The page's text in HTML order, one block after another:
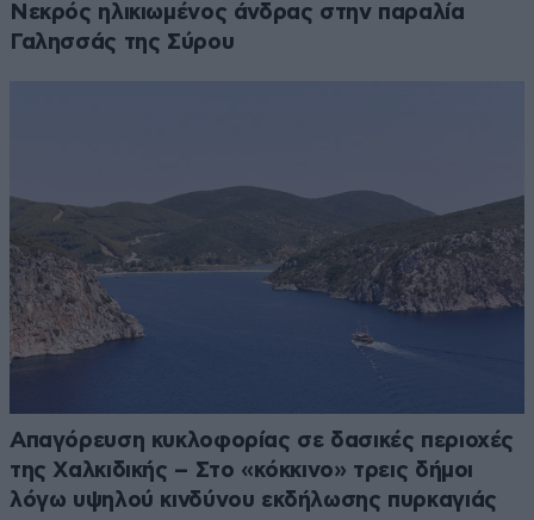
Νεκρός ηλικιωμένος άνδρας στην παραλία
Γαλησσάς της Σύρου
Απαγόρευση κυκλοφορίας σε δασικές περιοχές
της Χαλκιδικής – Στο «κόκκινο» τρεις δήμοι
λόγω υψηλού κινδύνου εκδήλωσης πυρκαγιάς